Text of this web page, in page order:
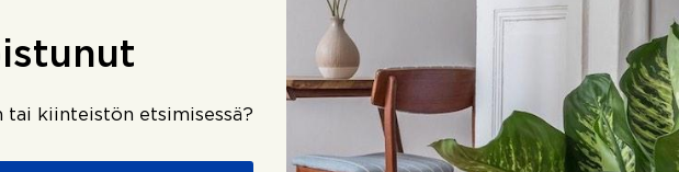
tai kiinteistön etsimisessä?